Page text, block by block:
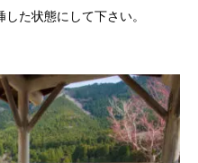
た状態にして下さい。